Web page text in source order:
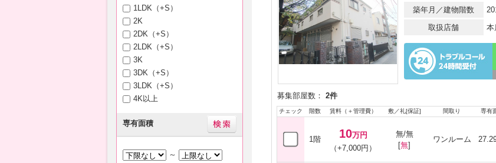
1LDK（+S）
2K
2DK（+S）
2LDK（+S）
3K
3DK（+S）
3LDK（+S）
4K以上
専有面積
～
築年月／建物階数
取扱店舗
本
募集部屋数： 2件
チェック 階数 賃料（＋管理費） 敷／礼[保証] 間取り 専有
1階 10万円
（+7,000円）
無/無
[無]
ワンルーム